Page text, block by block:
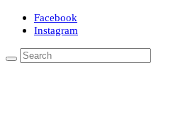
Facebook
Instagram